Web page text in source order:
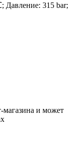
Давление: 315 bar;
магазина и может